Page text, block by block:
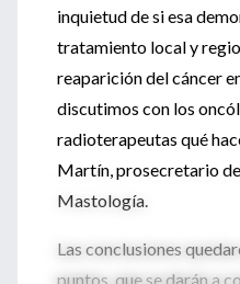
inquietud de si esa
tratamiento local y
reaparición del cáncer
discutimos con los
radioterapeutas qué
Martín, prosecretario
Mastología.
Las conclusiones
puntos, que se darán a